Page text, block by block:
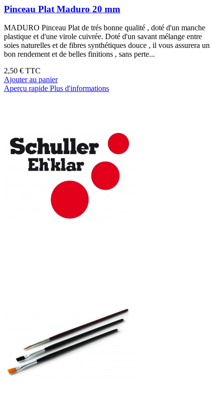
Pinceau Plat Maduro 20 mm
MADURO Pinceau Plat de trés bonne qualité , doté d'un manche
plastique et d'une virole cuivrée. Doté d'un savant mélange entre
soies naturelles et de fibres synthétiques douce , il vous assurera un
bon rendement et de belles finitions , sans perte...
2,50 € TTC
Ajouter au panier
Aperçu rapide Plus d'informations